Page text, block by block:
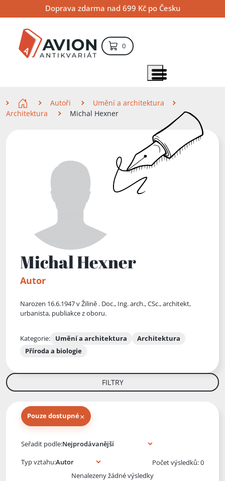
na
obsah
na
navigaci
na
vyhledávání
Doprava zdarma nad 699 Kč po Česku
0položek – košík
Zobrazit položky menu
Autoři
Umění a architektura
Architektura
Michal Hexner
Michal Hexner
Autor
Narozen 16.6.1947 v Žilině . Doc., Ing. arch., CSc., architekt,
urbanista, publiakce z oboru.
Kategorie: Umění a architektura
Architektura
Příroda a biologie
FILTRY
Pouze dostupné×
Seřadit podle:
Typ vztahu:
Počet výsledků: 0
Nenalezeny žádné výsledky